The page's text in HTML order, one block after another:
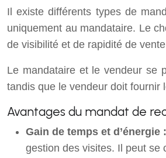
Il existe différents types de
uniquement au mandataire. Le
de visibilité et de rapidité de
Le mandataire et le vendeur se
tandis que le vendeur doit fournir
Avantages du mandat de
Gain de temps et d’énergie :
gestion des visites. Il peut se